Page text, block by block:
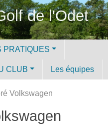
de l'Odet
PRATIQUES
CLUB Les équipes
Volkswagen